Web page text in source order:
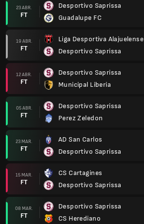
23 ABR.
FT
Desportivo Saprissa
Guadalupe FC
19 ABR.
FT
Liga Desportiva Alajuelense
Desportivo Saprissa
12 ABR.
FT
Desportivo Saprissa
Municipal Liberia
05 ABR.
FT
Desportivo Saprissa
Perez Zeledon
23 MAR.
FT
AD San Carlos
Desportivo Saprissa
15 MAR.
FT
CS Cartagines
Desportivo Saprissa
08 MAR.
FT
Desportivo Saprissa
CS Herediano